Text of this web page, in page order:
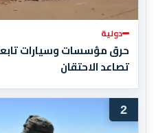
دولية
حرق مؤسسات وسيارات
تصاعد الاحتقان
2